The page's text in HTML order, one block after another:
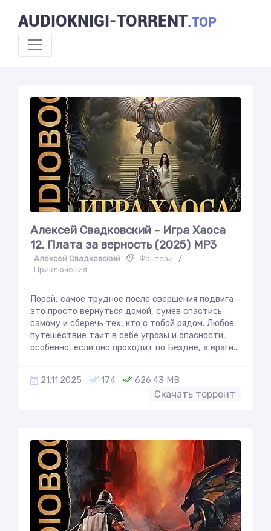
AUDIOKNIGI-TORRENT.TOP
Алексей Свадковский - Игра Хаоса
12. Плата за верность (2025) MP3
Алексей Свадковский Фэнтези
/
Приключения
Порой, самое трудное после свершения подвига -
это просто вернуться домой, сумев спастись
самому и сберечь тех, кто с тобой рядом. Любое
путешествие таит в себе угрозы и опасности,
особенно, если оно проходит по Бездне, а враги...
21.11.2025 174 626.43 MB
Скачать торрент